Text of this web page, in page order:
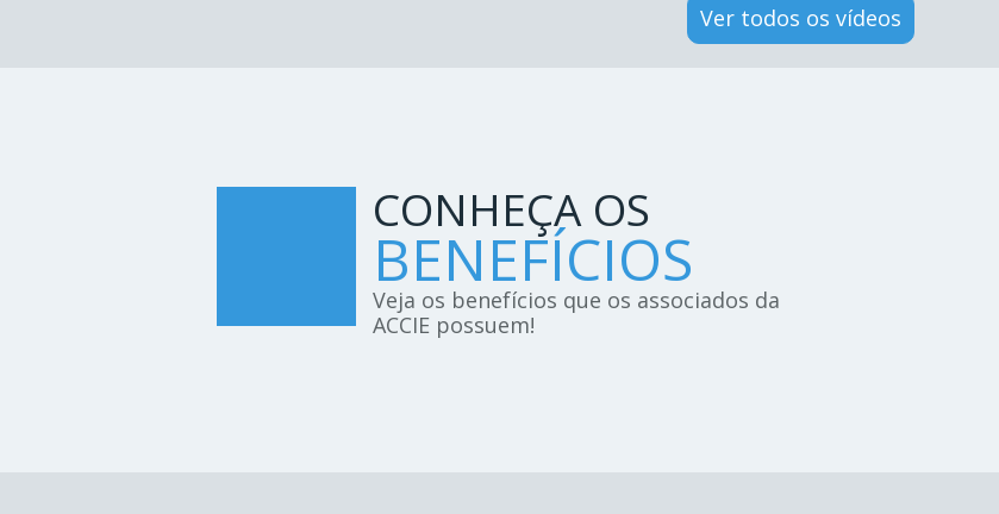
Ver todos os vídeos
CONHEÇA OS
BENEFÍCIOS
Veja os benefícios que os associados da
ACCIE possuem!